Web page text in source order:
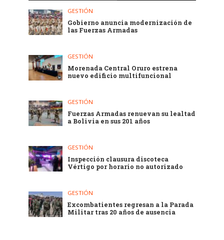
GESTIÓN
Gobierno anuncia modernización de
las Fuerzas Armadas
GESTIÓN
Morenada Central Oruro estrena
nuevo edificio multifuncional
GESTIÓN
Fuerzas Armadas renuevan su lealtad
a Bolivia en sus 201 años
GESTIÓN
Inspección clausura discoteca
Vértigo por horario no autorizado
GESTIÓN
Excombatientes regresan a la Parada
Militar tras 20 años de ausencia